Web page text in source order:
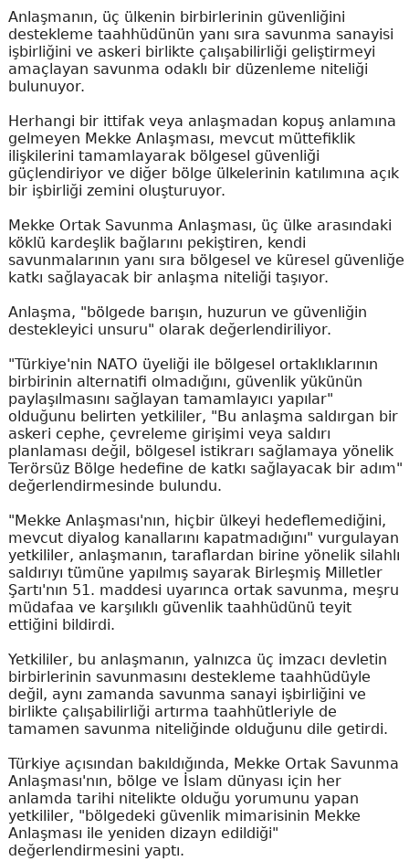
Anlaşmanın, üç ülkenin birbirlerinin güvenliğini
destekleme taahhüdünün yanı sıra savunma sanayisi
işbirliğini ve askeri birlikte çalışabilirliği geliştirmeyi
amaçlayan savunma odaklı bir düzenleme niteliği
bulunuyor.
Herhangi bir ittifak veya anlaşmadan kopuş anlamına
gelmeyen Mekke Anlaşması, mevcut müttefiklik
ilişkilerini tamamlayarak bölgesel güvenliği
güçlendiriyor ve diğer bölge ülkelerinin katılımına açık
bir işbirliği zemini oluşturuyor.
Mekke Ortak Savunma Anlaşması, üç ülke arasındaki
köklü kardeşlik bağlarını pekiştiren, kendi
savunmalarının yanı sıra bölgesel ve küresel güvenliğe
katkı sağlayacak bir anlaşma niteliği taşıyor.
Anlaşma, "bölgede barışın, huzurun ve güvenliğin
destekleyici unsuru" olarak değerlendiriliyor.
"Türkiye'nin NATO üyeliği ile bölgesel ortaklıklarının
birbirinin alternatifi olmadığını, güvenlik yükünün
paylaşılmasını sağlayan tamamlayıcı yapılar"
olduğunu belirten yetkililer, "Bu anlaşma saldırgan bir
askeri cephe, çevreleme girişimi veya saldırı
planlaması değil, bölgesel istikrarı sağlamaya yönelik
Terörsüz Bölge hedefine de katkı sağlayacak bir adım"
değerlendirmesinde bulundu.
"Mekke Anlaşması'nın, hiçbir ülkeyi hedeflemediğini,
mevcut diyalog kanallarını kapatmadığını" vurgulayan
yetkililer, anlaşmanın, taraflardan birine yönelik silahlı
saldırıyı tümüne yapılmış sayarak Birleşmiş Milletler
Şartı'nın 51. maddesi uyarınca ortak savunma, meşru
müdafaa ve karşılıklı güvenlik taahhüdünü teyit
ettiğini bildirdi.
Yetkililer, bu anlaşmanın, yalnızca üç imzacı devletin
birbirlerinin savunmasını destekleme taahhüdüyle
değil, aynı zamanda savunma sanayi işbirliğini ve
birlikte çalışabilirliği artırma taahhütleriyle de
tamamen savunma niteliğinde olduğunu dile getirdi.
Türkiye açısından bakıldığında, Mekke Ortak Savunma
Anlaşması'nın, bölge ve İslam dünyası için her
anlamda tarihi nitelikte olduğu yorumunu yapan
yetkililer, "bölgedeki güvenlik mimarisinin Mekke
Anlaşması ile yeniden dizayn edildiği"
değerlendirmesini yaptı.